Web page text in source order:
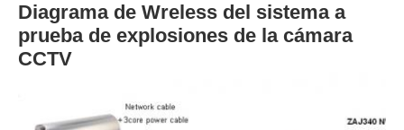
Diagrama de Wreless del sistema a
prueba de explosiones de la cámara
CCTV